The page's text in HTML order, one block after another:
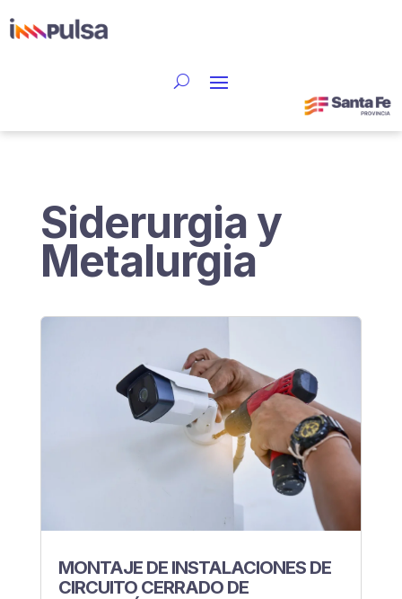
Siderurgia y
Metalurgia
MONTAJE DE INSTALACIONES DE
CIRCUITO CERRADO DE